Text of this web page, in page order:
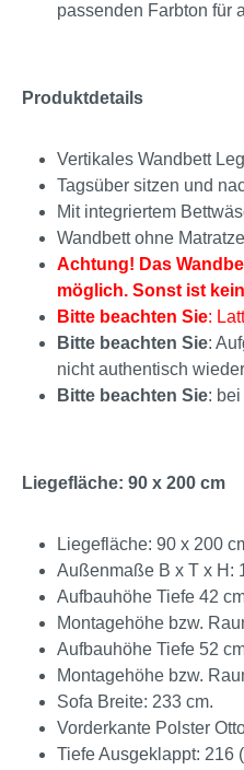
passenden Farbton für
Produktdetails
Vertikales Wandbett
Tagsüber sitzen und
Mit integriertem
Wandbett ohne
Achtung! Das
möglich. Sonst ist
Bitte beachten Sie:
Bitte beachten Sie:
nicht authentisch
Bitte beachten Sie:
Liegefläche: 90 x 200 cm
Liegefläche: 90 x 200
Außenmaße B x T x H:
Aufbauhöhe Tiefe 42
Montagehöhe bzw.
Aufbauhöhe Tiefe 52
Montagehöhe bzw.
Sofa Breite: 233 cm.
Vorderkante Polster
Tiefe Ausgeklappt: 216